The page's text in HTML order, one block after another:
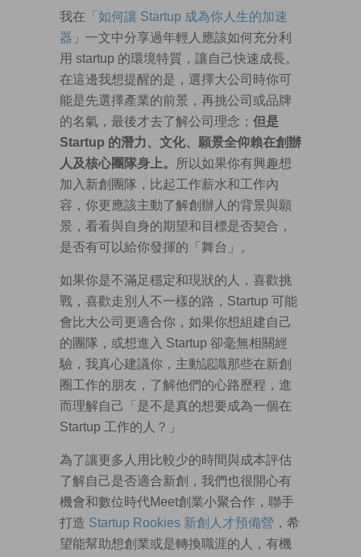
我在 「如何讓 Startup 成為你人生的加速
器 」一文中分享過年輕人應該如何充分利
用 startup 的環境特質，讓自己快速成長。
在這邊我想提醒的是，選擇大公司時你可
能是先選擇產業的前景，再挑公司或品牌
的名氣，最後才去了解公司理念； 但是
Startup 的潛力、文化、願景全仰賴在創辦
人及核心團隊身上。
所以如果你有興趣想
加入新創團隊，比起工作薪水和工作內
容，你更應該主動了解創辦人的背景與願
景，看看與自身的期望和目標是否契合，
是否有可以給你發揮的「舞台」。
如果你是不滿足穩定和現狀的人，喜歡挑
戰，喜歡走別人不一樣的路，Startup 可能
會比大公司更適合你，如果你想組建自己
的團隊，或想進入 Startup 卻毫無相關經
驗，我真心建議你，主動認識那些在新創
圈工作的朋友，了解他們的心路歷程，進
而理解自己「是不是真的想要成為一個在
Startup 工作的人？」
為了讓更多人用比較少的時間與成本評估
了解自己是否適合新創，我們也很開心有
機會和數位時代Meet創業小聚合作，聯手
打造 Startup Rookies 新創人才預備營 ，希
望能幫助想創業或是轉換職涯的人，有機